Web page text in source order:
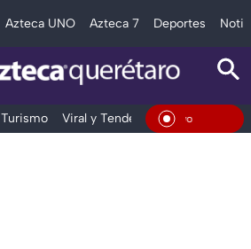
Azteca UNO Azteca 7 Deportes
Turismo Viral y Tendencia Clima En